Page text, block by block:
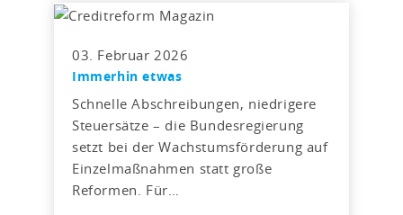
03. Februar 2026
Immerhin etwas
Schnelle Abschreibungen, niedrigere
Steuersätze – die Bundesregierung
setzt bei der Wachstumsförderung auf
Einzelmaßnahmen statt große
Reformen. Für…